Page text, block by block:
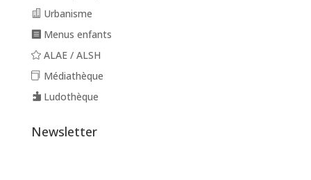
Urbanisme
Menus enfants
ALAE / ALSH
Médiathèque
Ludothèque
Newsletter